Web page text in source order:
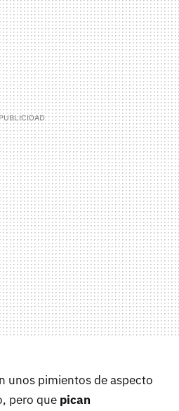
unos pimientos de aspecto
pero que pican